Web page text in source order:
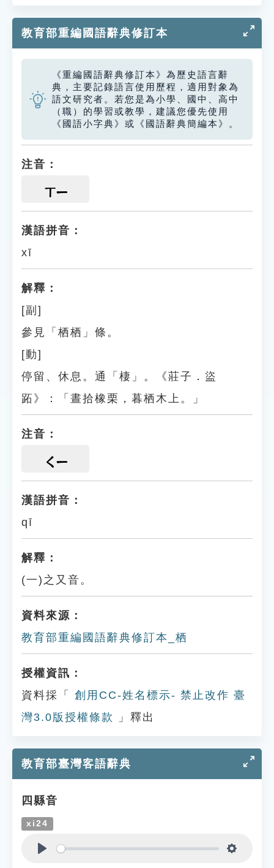
教育部重編國語辭典修訂本
《重編國語辭典修訂本》為歷史語言辭
典，主要記錄語言使用歷程，適用對象為
語文研究者。若您是為小學、國中、高中
（職）的學習或教學，建議您優先使用
《國語小字典》或《國語辭典簡編本》。
注音：
ㄒㄧ
漢語拼音：
xī
解釋：
[副]
參見「栖栖」條。
[動]
停留、休息。通「棲」。《莊子．盜
跖》：「晝拾橡栗，暮栖木上。」
注音：
ㄑㄧ
漢語拼音：
qī
解釋：
(一)之又音。
資料來源：
教育部重編國語辭典修訂本_栖
授權資訊：
資料採「
創用CC-姓名標示- 禁止改作 臺
灣3.0版授權條款
」釋出
教育部臺灣客語辭典
四縣音
xi24